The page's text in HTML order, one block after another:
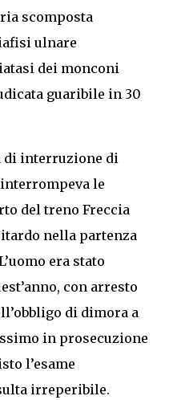
scomposta
ulnare
dei monconi
guaribile in 30
di interruzione di
le
del treno Freccia
nella partenza
era stato
con arresto
di dimora a
in prosecuzione
l’esame
irreperibile.